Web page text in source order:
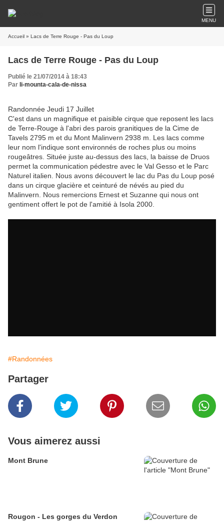
MENU
Accueil » Lacs de Terre Rouge - Pas du Loup
Lacs de Terre Rouge - Pas du Loup
Publié le 21/07/2014 à 18:43
Par li-mounta-cala-de-nissa
Randonnée Jeudi 17 Juillet
C'est dans un magnifique et paisible cirque que reposent les lacs
de Terre-Rouge à l'abri des parois granitiques de la Cime de
Tavels 2795 m et du Mont Malinvern 2938 m. Les lacs comme
leur nom l'indique sont environnés de roches plus ou moins
rougeâtres. Située juste au-dessus des lacs, la baisse de Druos
permet la communication pédestre avec le Val Gesso et le Parc
Naturel italien. Nous avons découvert le lac du Pas du Loup posé
dans un cirque glacière et ceinturé de névés au pied du
Malinvern. Nous remercions Ernest et Suzanne qui nous ont
gentiment offert le pot de l'amitié à Isola 2000.
#Randonnées
Partager
Vous aimerez aussi
Mont Brune
Rougon - Les gorges du Verdon